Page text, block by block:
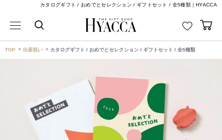
カタログギフト / おめでとセレクション / ギフトセット / 全5種類｜HYACCA
TOP 出産祝い カタログギフト / おめでとセレクション / ギフトセット / 全5種類